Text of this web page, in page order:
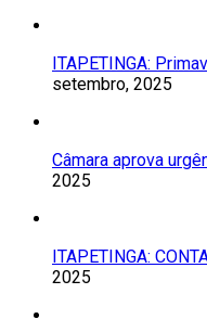
ITAPETINGA:
setembro, 2025
Câmara aprova
2025
ITAPETINGA:
2025